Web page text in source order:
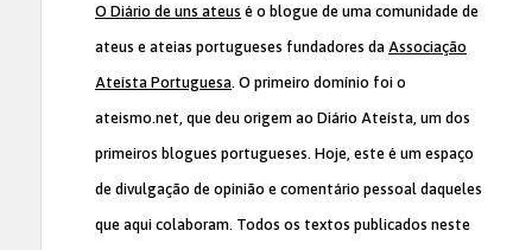
O Diário de uns ateus é o blogue de uma comunidade de
ateus e ateias portugueses fundadores da Associação
Ateísta Portuguesa. O primeiro domínio foi o
ateismo.net, que deu origem ao Diário Ateísta, um dos
primeiros blogues portugueses. Hoje, este é um espaço
de divulgação de opinião e comentário pessoal daqueles
que aqui colaboram. Todos os textos publicados neste